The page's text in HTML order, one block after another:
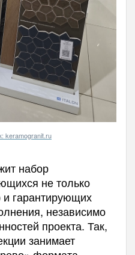
keramogranit.ru
набор
не только
и гарантирующих
независимо
проекта. Так,
занимает